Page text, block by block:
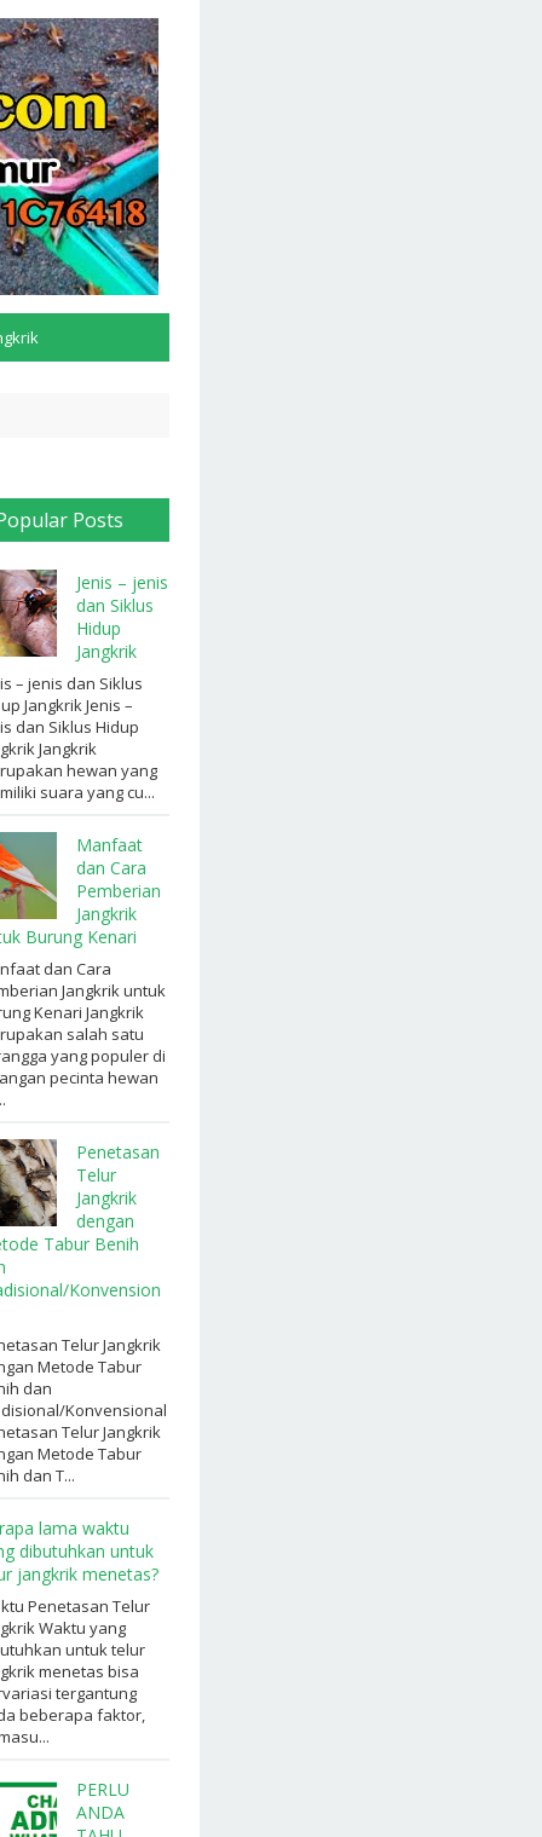
Posts
Jenis – jenis
dan Siklus
Hidup
Jangkrik
– jenis dan Siklus
Jangkrik Jenis –
dan Siklus Hidup
Jangkrik
hewan yang
suara yang cu...
Manfaat
dan Cara
Pemberian
Jangkrik
Burung Kenari
dan Cara
Jangkrik untuk
Kenari Jangkrik
salah satu
yang populer di
pecinta hewan
Penetasan
Telur
Jangkrik
dengan
Tabur Benih
Konvension
Telur Jangkrik
Metode Tabur
dan
Konvensional
Telur Jangkrik
Metode Tabur
dan T...
lama waktu
dibutuhkan untuk
jangkrik menetas?
Penetasan Telur
Waktu yang
untuk telur
menetas bisa
tergantung
beberapa faktor,
PERLU
ANDA